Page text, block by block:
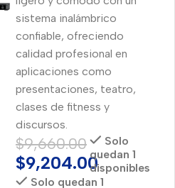
sistema inalámbrico
confiable, ofreciendo
calidad profesional en
aplicaciones como
presentaciones, teatro,
clases de fitness y
discursos.
$9,660.00
$9,204.00
Solo
quedan 1
disponibles
Solo quedan 1